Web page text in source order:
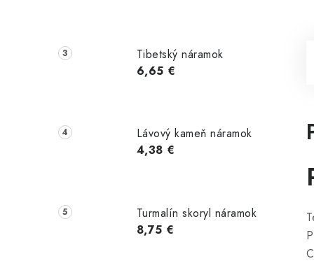
Tibetský náramok
6,65 €
Lávový kameň náramok
4,38 €
Turmalín skoryl náramok
8,75 €